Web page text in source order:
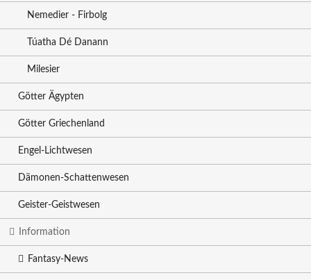
Nemedier - Firbolg
Túatha Dé Danann
Milesier
Götter Ägypten
Götter Griechenland
Engel-Lichtwesen
Dämonen-Schattenwesen
Geister-Geistwesen
Information
Fantasy-News